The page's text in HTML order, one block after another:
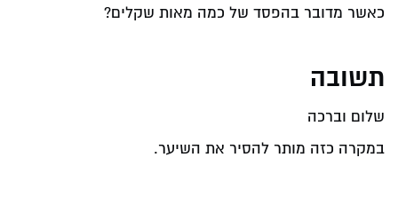
כאשר מדובר בהפסד של כמה מאות שקלים?
תשובה
שלום וברכה
במקרה כזה מותר להסיר את השיער.